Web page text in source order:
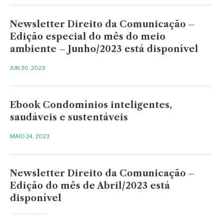
Newsletter Direito da Comunicação –
Edição especial do mês do meio
ambiente – Junho/2023 está disponível
JUN 30, 2023
Ebook Condomínios inteligentes,
saudáveis e sustentáveis
MAIO 24, 2023
Newsletter Direito da Comunicação –
Edição do mês de Abril/2023 está
disponível